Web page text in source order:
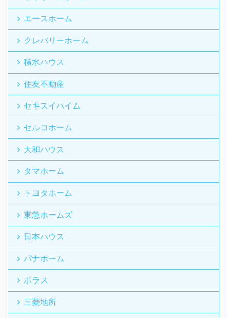
エースホーム
クレバリーホーム
積水ハウス
住友不動産
セキスイハイム
セルコホーム
大和ハウス
タマホーム
トヨタホーム
東急ホームズ
日本ハウス
パナホーム
ポラス
三菱地所